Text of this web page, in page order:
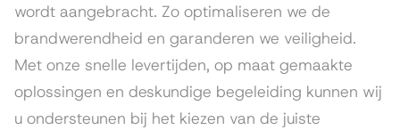
wordt aangebracht. Zo optimaliseren we de
brandwerendheid en garanderen we veiligheid.
Met onze snelle levertijden, op maat gemaakte
oplossingen en deskundige begeleiding kunnen wij
u ondersteunen bij het kiezen van de juiste